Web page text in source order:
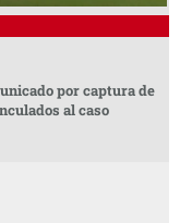
por captura de
al caso